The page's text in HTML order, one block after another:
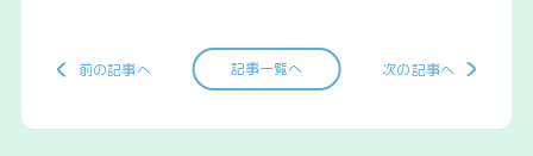
前の記事へ 記事一覧へ 次の記事へ